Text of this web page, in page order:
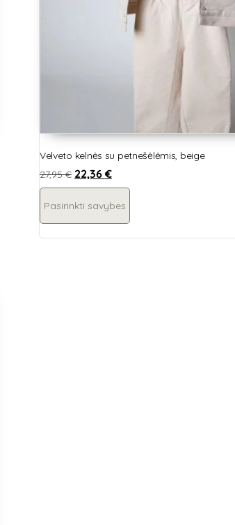
Velveto kelnės su petnešėlėmis, beige
27,95€ 22,36 €
Pasirinkti savybes